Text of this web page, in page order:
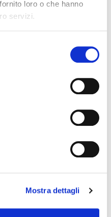
loro o che hanno
servizi.
Mostra dettagli